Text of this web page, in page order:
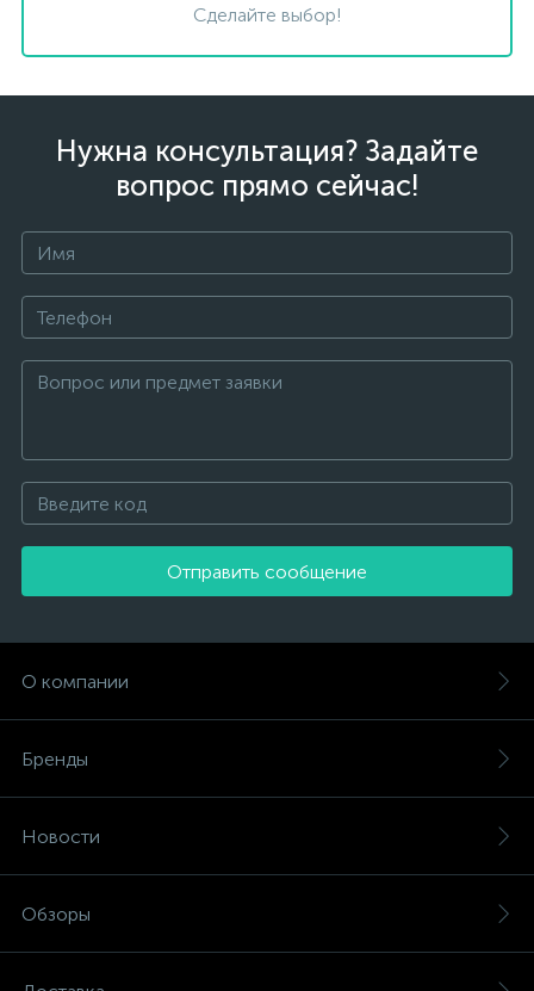
Сделайте выбор!
Нужна консультация? Задайте
вопрос прямо сейчас!
Отправить сообщение
О компании
Бренды
Новости
Обзоры